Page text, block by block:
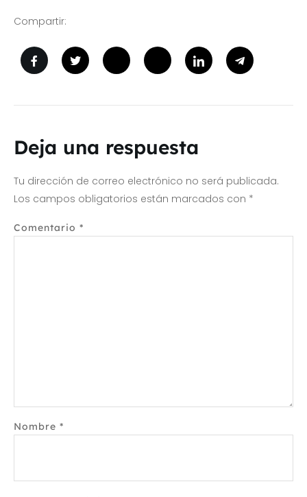
Compartir:
Deja una respuesta
Tu dirección de correo electrónico no será publicada.
Los campos obligatorios están marcados con *
Comentario *
Nombre *